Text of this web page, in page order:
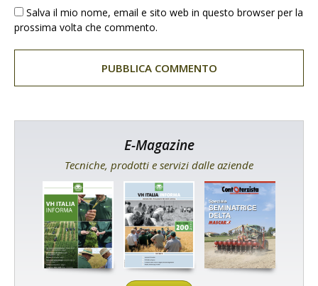
Salva il mio nome, email e sito web in questo browser per la
prossima volta che commento.
E-Magazine
Tecniche, prodotti e servizi dalle aziende